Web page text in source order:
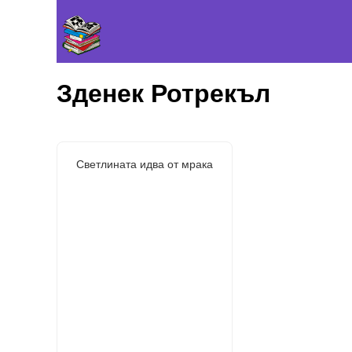
Зденек Ротрекъл
Светлината идва от мрака